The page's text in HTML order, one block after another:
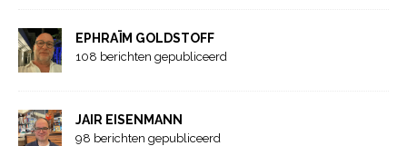
EPHRAÏM GOLDSTOFF
108 berichten gepubliceerd
JAIR EISENMANN
98 berichten gepubliceerd